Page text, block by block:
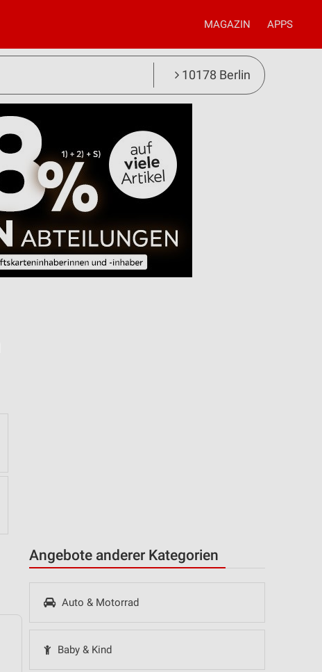
MAGAZIN APPS
10178 Berlin
Angebote anderer Kategorien
Auto & Motorrad
Baby & Kind